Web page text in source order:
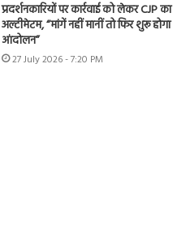
प्रदर्शनकारियों पर कार्रवाई को लेकर CJP का
अल्टीमेटम, “मांगें नहीं मानीं तो फिर शुरू होगा
आंदोलन”
27 July 2026 - 7:20 PM